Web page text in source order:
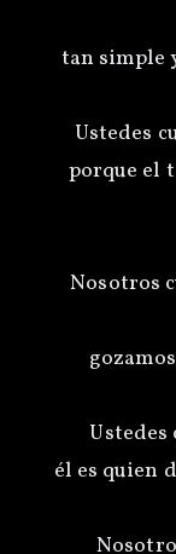
tan simple
Ustedes
porque el
Nosotros
Ustedes
él es quien